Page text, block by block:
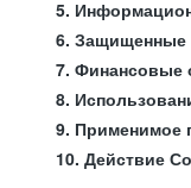
5.
6. Защищенные
7. Финансовые
8.
9. Применимое
10. Действие